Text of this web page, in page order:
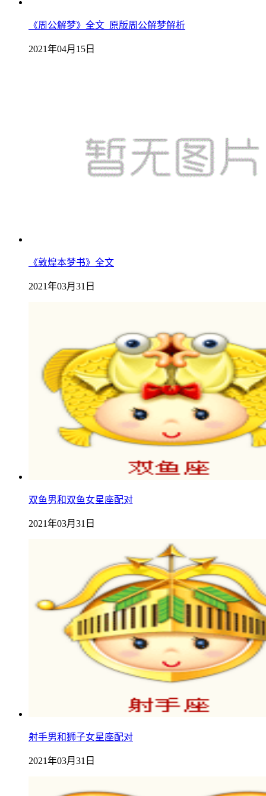
《周公解梦》全文_原版周公解梦解析
2021年04月15日
《敦煌本梦书》全文
2021年03月31日
双鱼男和双鱼女星座配对
2021年03月31日
射手男和狮子女星座配对
2021年03月31日